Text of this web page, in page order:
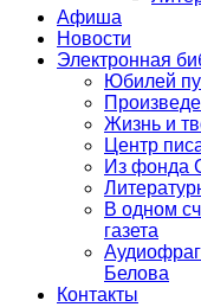
Афиша
Новости
Электронная
Юбилей
Жизнь и
Центр
Из фонда
В одном
газета
Белова
Контакты